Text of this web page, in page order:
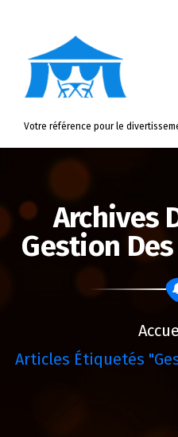
Votre référence pour le
Archives
Gestion
Articles Étiquetés